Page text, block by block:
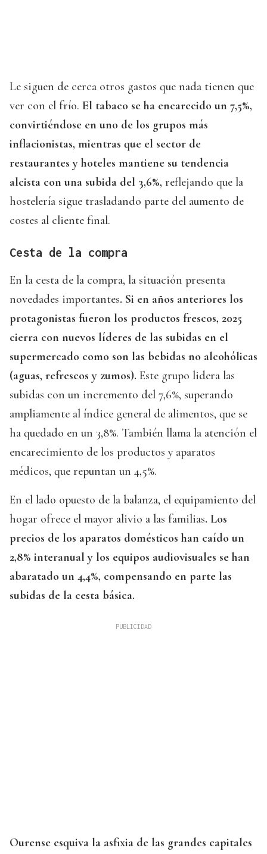
Le siguen de cerca otros gastos que nada tienen que
ver con el frío. El tabaco se ha encarecido un 7,5%,
convirtiéndose en uno de los grupos más
inflacionistas, mientras que el sector de
restaurantes y hoteles mantiene su tendencia
alcista con una subida del 3,6%, reflejando que la
hostelería sigue trasladando parte del aumento de
costes al cliente final.
Cesta de la compra
En la cesta de la compra, la situación presenta
novedades importantes. Si en años anteriores los
protagonistas fueron los productos frescos, 2025
cierra con nuevos líderes de las subidas en el
supermercado como son las bebidas no alcohólicas
(aguas, refrescos y zumos). Este grupo lidera las
subidas con un incremento del 7,6%, superando
ampliamente al índice general de alimentos, que se
ha quedado en un 3,8%. También llama la atención el
encarecimiento de los productos y aparatos
médicos, que repuntan un 4,5%.
En el lado opuesto de la balanza, el equipamiento del
hogar ofrece el mayor alivio a las familias. Los
precios de los aparatos domésticos han caído un
2,8% interanual y los equipos audiovisuales se han
abaratado un 4,4%, compensando en parte las
subidas de la cesta básica.
Ourense esquiva la asfixia de las grandes capitales